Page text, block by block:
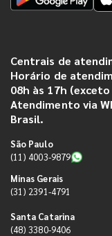
Centrais de
Horário de
08h às 17h
Atendimento via
Brasil.
São Paulo
(11) 4003-9879
Minas Gerais
(31) 2391-4791
Santa Catarina
(48) 3380-9406